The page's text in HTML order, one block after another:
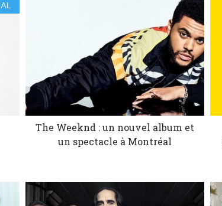
The Weeknd : un nouvel album et
un spectacle à Montréal